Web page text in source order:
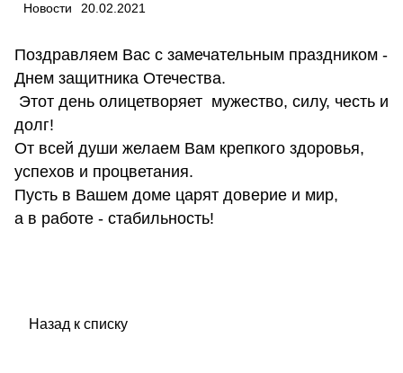
Новости 20.02.2021
Поздравляем Вас с замечательным праздником -
Днем защитника Отечества.
Этот день олицетворяет мужество, силу, честь и
долг!
От всей души желаем Вам крепкого здоровья,
успехов и процветания.
Пусть в Вашем доме царят доверие и мир,
а в работе - стабильность!
Назад к списку